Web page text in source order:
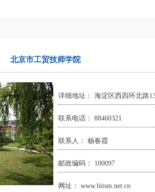
北京市工贸技师学院
详细地址： 海淀区西四环北路
联系电话： 88460321
联系人： 杨春霞
邮政编码： 100097
网址： www.bitsm.net.cn